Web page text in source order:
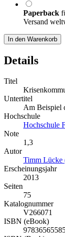
Paperback
Versand
In den Warenkorb
Details
Titel
Untertitel
Am Beispiel
Hochschule
Hochschule
Note
1,3
Autor
Timm Lücke
Erscheinungsjahr
2013
Seiten
75
Katalognummer
V266071
ISBN (eBook)